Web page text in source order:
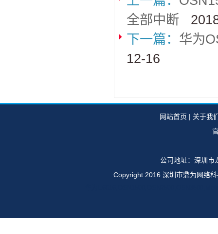
全部中断
下一篇： 华为
12-16
网站首页 | 关于我
公司地址：深圳市
Copyright 2016 深圳市鼎为网络